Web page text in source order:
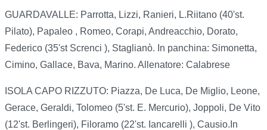
GUARDAVALLE: Parrotta, Lizzi, Ranieri, L.Riitano (40'st.
Pilato), Papaleo , Romeo, Corapi, Andreacchio, Dorato,
Federico (35'st Screnci ), Staglianò. In panchina: Simonetta,
Cimino, Gallace, Bava, Marino. Allenatore: Calabrese
ISOLA CAPO RIZZUTO: Piazza, De Luca, De Miglio, Leone,
Gerace, Geraldi, Tolomeo (5'st. E. Mercurio), Joppoli, De Vito
(12'st. Berlingeri), Filoramo (22'st. Iancarelli ), Causio.In